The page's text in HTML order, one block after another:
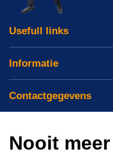
Usefull links
Informatie
Contactgegevens
Nooit